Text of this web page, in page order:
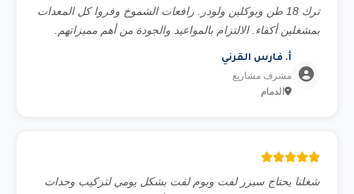
ترك 18 طن وبوكلين ولودر. رافعات الشموخ وفروا كل المعدات
بمشغلين أكفاء. الالتزام بالمواعيد والجودة من أهم مميزاتهم.
أ. فارس القرني
مشرف مشاريع
الدمام
شغلنا يحتاج سيزر لفت وبوم لفت بشكل يومي لتركيب وحدات